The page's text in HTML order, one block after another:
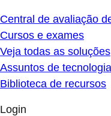
Central de avaliação
Cursos e exames
Veja todas as soluções
Assuntos de tecnologia
Biblioteca de recursos
Login